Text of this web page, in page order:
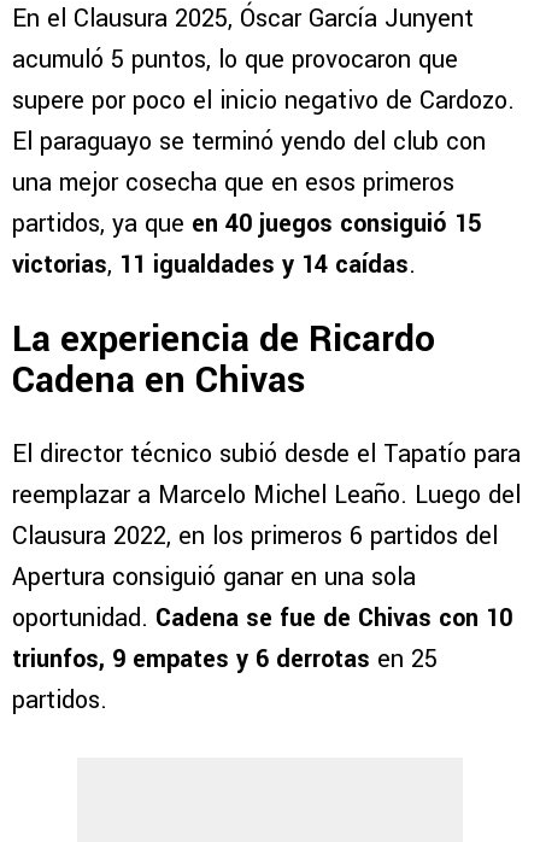
En el Clausura 2025, Óscar García Junyent
acumuló 5 puntos, lo que provocaron que
supere por poco el inicio negativo de Cardozo.
El paraguayo se terminó yendo del club con
una mejor cosecha que en esos primeros
partidos, ya que en 40 juegos consiguió 15
victorias, 11 igualdades y 14 caídas.
La experiencia de Ricardo
Cadena en Chivas
El director técnico subió desde el Tapatío para
reemplazar a Marcelo Michel Leaño. Luego del
Clausura 2022, en los primeros 6 partidos del
Apertura consiguió ganar en una sola
oportunidad. Cadena se fue de Chivas con 10
triunfos, 9 empates y 6 derrotas en 25
partidos.